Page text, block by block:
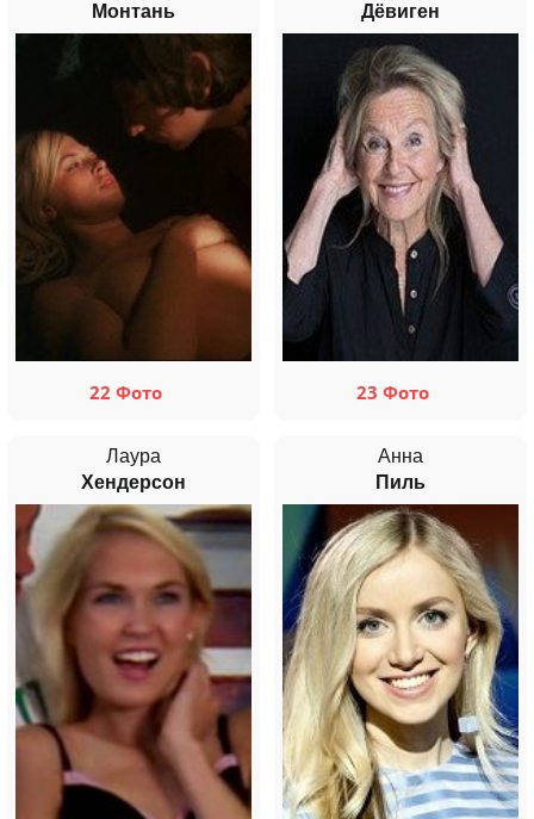
Монтань
22 Фото
Дёвиген
23 Фото
Лаура
Хендерсон
Анна
Пиль